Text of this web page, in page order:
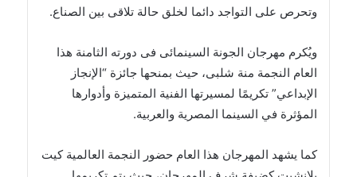
وتحرص على التواجد دائما لخلق حالة تلاقى بين الصناع.
ويُكرم مهرجان الجونة السينمائى فى دورته الثامنة هذا
العام النجمة منة شلبى، حيث بمنحها جائزة “الإنجاز
الإبداعي” تكريمًا لمسيرتها الفنية المتميزة وأدوارها
المؤثرة في السينما المصرية والعربية.
كما يشهد المهرجان هذا العام حضور النجمة العالمية كيت